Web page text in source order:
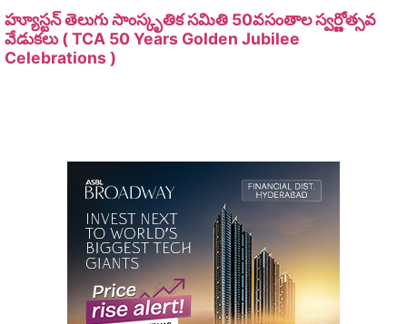
హ్యూస్టన్ తెలుగు సాంస్కృతిక సమితి 50వసంతాల స్వర్ణోత్సవ
వేడుకలు ( TCA 50 Years Golden Jubilee
Celebrations )